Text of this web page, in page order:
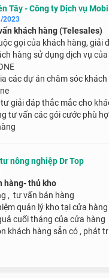
Tây - Công ty Dịch vụ
2023
khách hàng (Telesales)
gọi của khách hàng, giải
hàng sử dụng dịch vụ
các dự án chăm sóc
giải đáp thắc mắc cho
tư vấn các gói cước phù
nông nghiệp Dr Top
hàng- thủ kho
, tư vấn bán hàng
quản lý kho tại cửa hàng
cuối tháng của cửa hàng
khách hàng sẵn có , phát